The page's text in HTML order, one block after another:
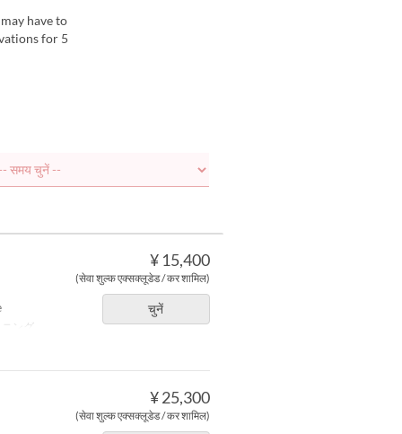
have to
for 5
¥ 15,400
(सेवा शुल्क एक्सक्लूडेड / कर शामिल)
चुनें
ング
¥ 25,300
(सेवा शुल्क एक्सक्लूडेड / कर शामिल)